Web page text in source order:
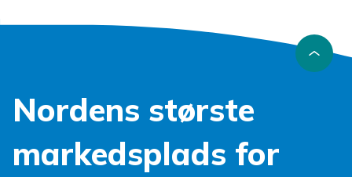
Nordens største
markedsplads for